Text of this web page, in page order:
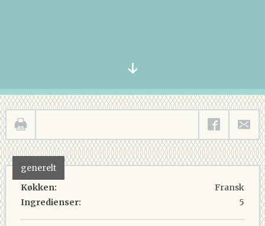
generelt
Køkken:
Ingredienser:
Fransk
5